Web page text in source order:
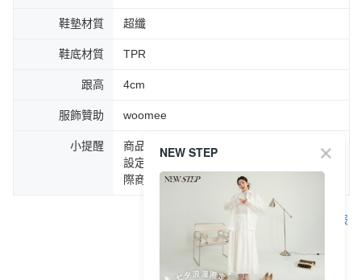
鞋墊材質 超纖
鞋底材質 TPR
跟高 4cm
服飾贊助 woomee
小提醒
商品圖片顏色會因拍攝燈光環境或個人螢幕
設定不同，而造成部份色差現象，顏色以實
際商品為主。
客服
NEW STEP